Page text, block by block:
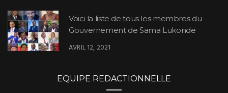
Voici la liste de tous les membres du
Gouvernement de Sama Lukonde
AVRIL 12, 2021
EQUIPE REDACTIONNELLE